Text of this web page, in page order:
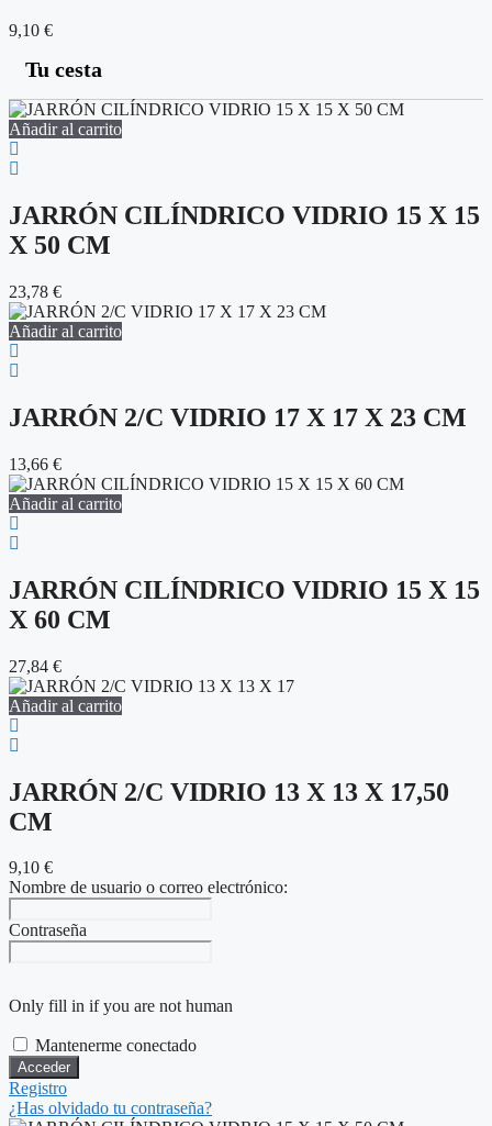
9,10 €
Tu cesta
Añadir al carrito
JARRÓN CILÍNDRICO VIDRIO 15 X 15
X 50 CM
23,78 €
Añadir al carrito
JARRÓN 2/C VIDRIO 17 X 17 X 23 CM
13,66 €
Añadir al carrito
JARRÓN CILÍNDRICO VIDRIO 15 X 15
X 60 CM
27,84 €
Añadir al carrito
JARRÓN 2/C VIDRIO 13 X 13 X 17,50
CM
9,10 €
Nombre de usuario o correo electrónico:
Contraseña
Only fill in if you are not human
Mantenerme conectado
Registro
¿Has olvidado tu contraseña?